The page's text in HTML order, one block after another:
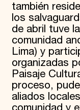
también
los
de abril tuve
comunidad
Lima) y
organizadas
Paisaje
proceso,
aliados